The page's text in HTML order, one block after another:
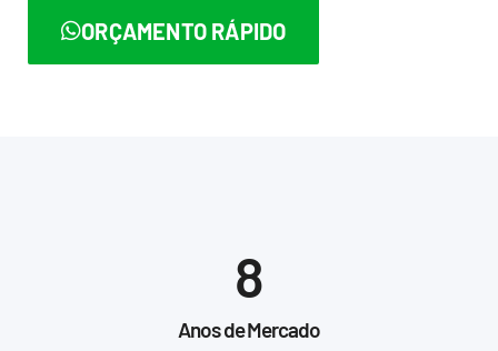
ORÇAMENTO RÁPIDO
Anos de Mercado
8